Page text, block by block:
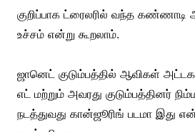
குறிப்பாக ட்ரைலரில் வந்த கண்ணாடி
உச்சம் என்று கூறலாம்.
ஜானெட் குடும்பத்தில் ஆவிகள்
எட் மற்றும் அவரது குடும்பத்தினர்
நடத்துவது கான்ஜூரிங் படமா இது